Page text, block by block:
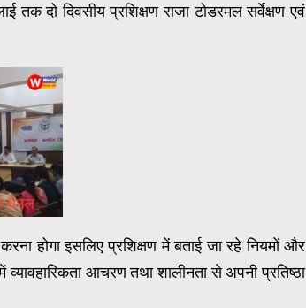
दो दिवसीय प्रशिक्षण राजा टोडरमल सर्वेक्षण एवं
होगा इसलिए प्रशिक्षण में बताई जा रहे नियमों और
आचरण तथा शालीनता से अपनी प्रतिष्ठा